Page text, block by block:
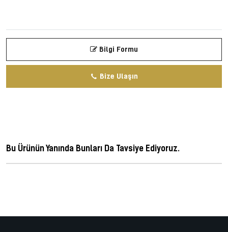
Bilgi Formu
Bize Ulaşın
Bu Ürünün Yanında Bunları Da Tavsiye Ediyoruz.